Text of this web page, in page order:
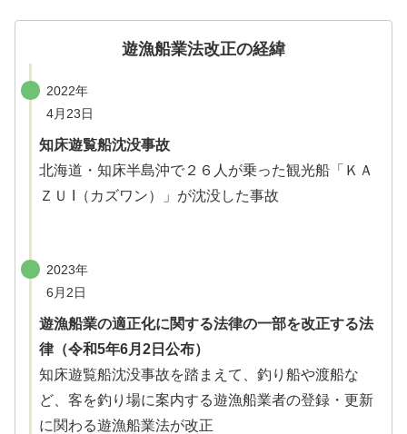
遊漁船業法改正の経緯
2022年
4月23日
知床遊覧船沈没事故
北海道・知床半島沖で２６人が乗った観光船「ＫＡ
ＺＵ I（カズワン）」が沈没した事故
2023年
6月2日
遊漁船業の適正化に関する法律の一部を改正する法
律（令和5年6月2日公布）
知床遊覧船沈没事故を踏まえて、釣り船や渡船な
ど、客を釣り場に案内する遊漁船業者の登録・更新
に関わる遊漁船業法が改正